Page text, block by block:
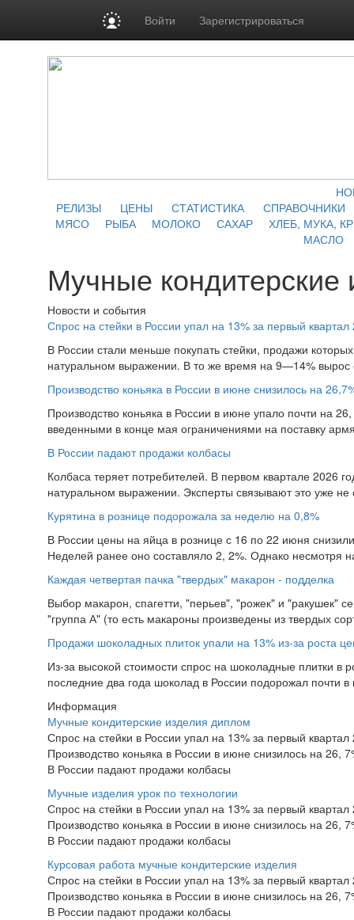
Войти Зарегистрироваться
РЕЛИЗЫ
ЦЕНЫ СТАТИСТИКА
СПРАВОЧНИКИ
МЯСО
РЫБА МОЛОКО САХАР
ХЛЕБ, МУКА,
МАСЛО
Мучные кондитерские
Новости и события
Спрос на стейки в России упал на 13% за первый квартал
В России стали меньше покупать стейки, продажи
натуральном выражении. В то же время на 9—14%
Производство коньяка в России в июне снизилось на
Производство коньяка в России в июне упало почти на
введенными в конце мая ограничениями на поставку
В России падают продажи колбасы
Колбаса теряет потребителей. В первом квартале 2026
натуральном выражении. Эксперты связывают это уже не
Курятина в рознице подорожала за неделю на 0,8%
В России цены на яйца в рознице с 16 по 22 июня
Неделей ранее оно составляло 2, 2%. Однако несмотря
Каждая четвертая пачка "твердых" макарон - подделка
Выбор макарон, спагетти, "перьев", "рожек" и "ракушек"
"группа А" (то есть макароны произведены из твердых
Продажи шоколадных плиток упали на 13% из-за роста
Из-за высокой стоимости спрос на шоколадные плитки в
последние два года шоколад в России подорожал почти
Информация
Мучные кондитерские изделия диплом
Спрос на стейки в России упал на 13% за первый квартал
Производство коньяка в России в июне снизилось на 26,
В России падают продажи колбасы
Мучные изделия урок по технологии
Спрос на стейки в России упал на 13% за первый квартал
Производство коньяка в России в июне снизилось на 26,
В России падают продажи колбасы
Курсовая работа мучные кондитерские изделия
Спрос на стейки в России упал на 13% за первый квартал
Производство коньяка в России в июне снизилось на 26,
В России падают продажи колбасы